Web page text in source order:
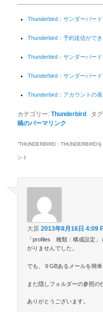
Thunderbird：サンダーバー
Thunderbird：予約送信がで
Thunderbird：サンダーバー
Thunderbird：サンダーバー
Thunderbird：アカウントの
カテゴリー:Thunderbird タ
稿のパーマリンク
“THUNDERBIRD：THUNDERBIRD
ント
大原 2013年8月16日 4:09
「profiles 種類：構成設定」
がりませんでした。
でも、９GBあるメールを簡
また隠しフォルダーの参照の
ありがとうございます。